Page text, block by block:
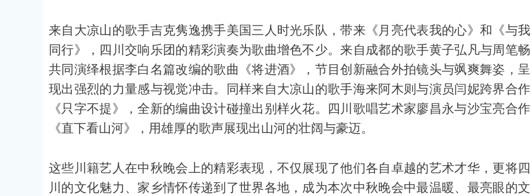
来自大凉山的歌手吉克隽逸携手美国三人时光乐队，带来《月亮代表我的心》和《与我
同行》，四川交响乐团的精彩演奏为歌曲增色不少。来自成都的歌手黄子弘凡与周笔畅
共同演绎根据李白名篇改编的歌曲《将进酒》，节目创新融合外拍镜头与飒爽舞姿，呈
现出强烈的力量感与视觉冲击。同样来自大凉山的歌手海来阿木则与演员闫妮跨界合作
《只字不提》，全新的编曲设计碰撞出别样火花。四川歌唱艺术家廖昌永与沙宝亮合作
《直下看山河》，用雄厚的歌声展现出山河的壮阔与豪迈。
这些川籍艺人在中秋晚会上的精彩表现，不仅展现了他们各自卓越的艺术才华，更将四
川的文化魅力、家乡情怀传递到了世界各地，成为本次中秋晚会中最温暖、最亮眼的文